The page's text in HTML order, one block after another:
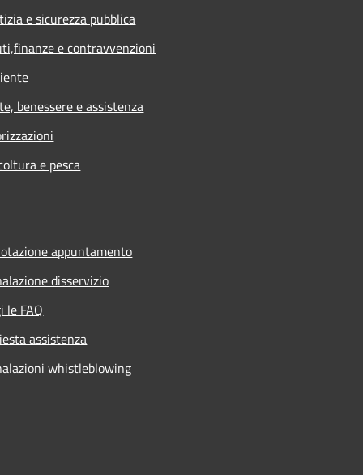
e sicurezza pubblica
e contravvenzioni
benessere e assistenza
e pesca
appuntamento
disservizio
le FAQ
assistenza
whistleblowing